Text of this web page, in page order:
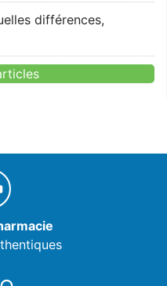
différences,